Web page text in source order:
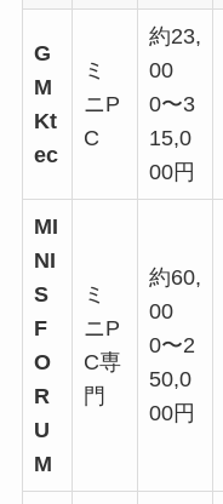
G
M
Kt
ec
ミ
ニP
C
約23,
00
0〜3
15,0
00円
MI
NI
S
F
O
R
U
M
ミ
ニP
C専
門
約60,
00
0〜2
50,0
00円